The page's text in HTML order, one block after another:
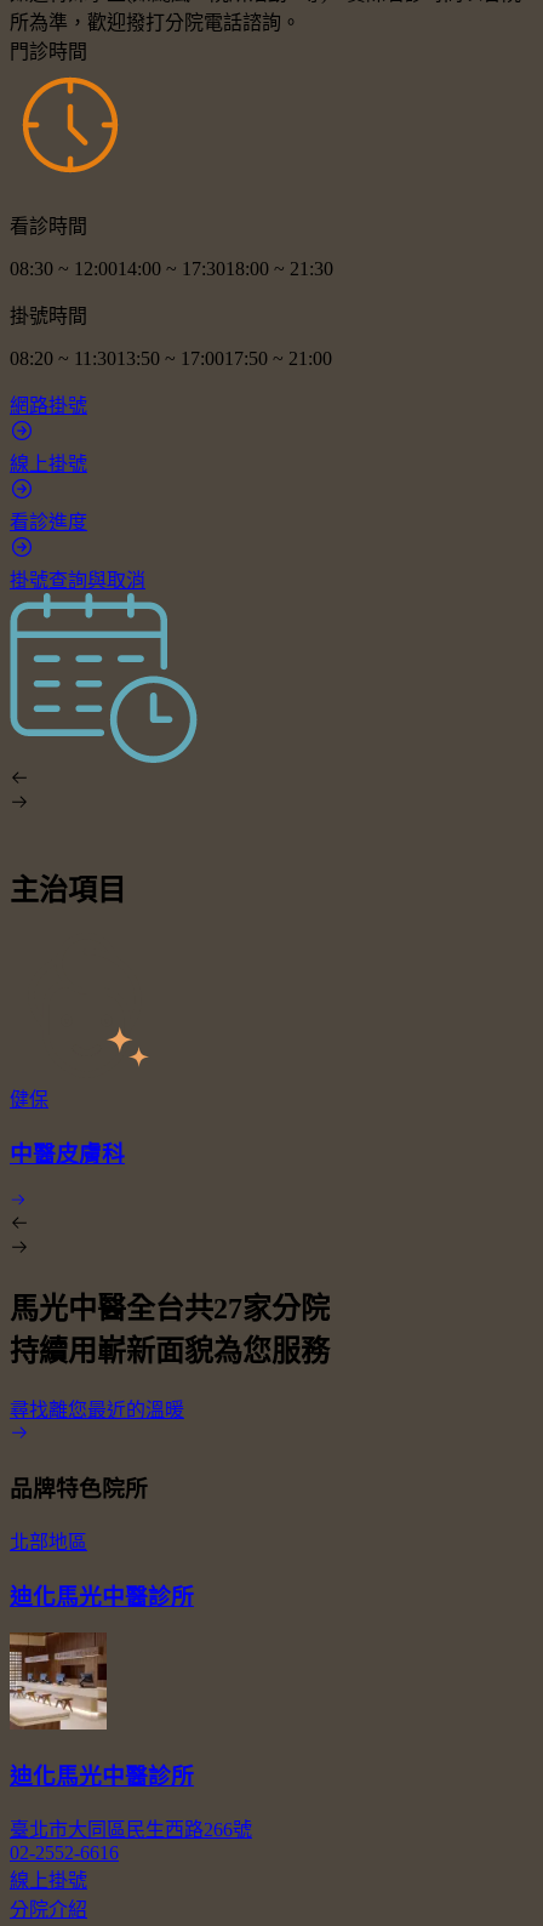
所為準，歡迎撥打分院電話諮詢。
門診時間
看診時間
08:30 ~ 12:0014:00 ~ 17:3018:00 ~ 21:30
掛號時間
08:20 ~ 11:3013:50 ~ 17:0017:50 ~ 21:00
網路掛號
線上掛號
看診進度
掛號查詢與取消
主治項目
健保
中醫皮膚科
馬光中醫全台共27家分院
持續用嶄新面貌為您服務
尋找離您最近的溫暖
品牌特色院所
北部地區
迪化馬光中醫診所
迪化馬光中醫診所
臺北市大同區民生西路266號
02-2552-6616
線上掛號
分院介紹